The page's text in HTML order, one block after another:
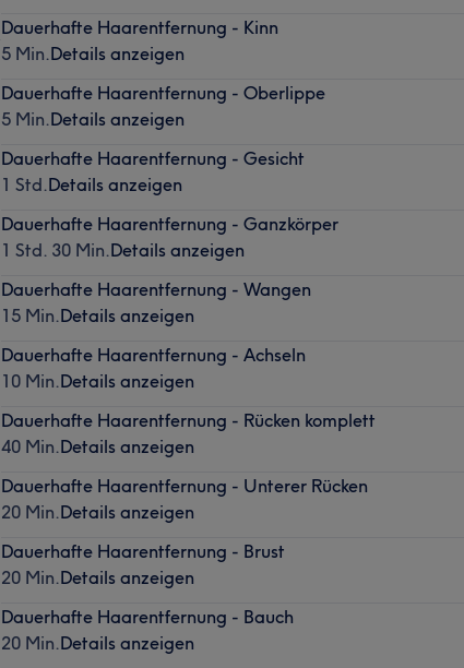
Dauerhafte Haarentfernung - Kinn
5 Min.Details anzeigen
Dauerhafte Haarentfernung - Oberlippe
5 Min.Details anzeigen
Dauerhafte Haarentfernung - Gesicht
1 Std.Details anzeigen
Dauerhafte Haarentfernung - Ganzkörper
1 Std. 30 Min.Details anzeigen
Dauerhafte Haarentfernung - Wangen
15 Min.Details anzeigen
Dauerhafte Haarentfernung - Achseln
10 Min.Details anzeigen
Dauerhafte Haarentfernung - Rücken komplett
40 Min.Details anzeigen
Dauerhafte Haarentfernung - Unterer Rücken
20 Min.Details anzeigen
Dauerhafte Haarentfernung - Brust
20 Min.Details anzeigen
Dauerhafte Haarentfernung - Bauch
20 Min.Details anzeigen